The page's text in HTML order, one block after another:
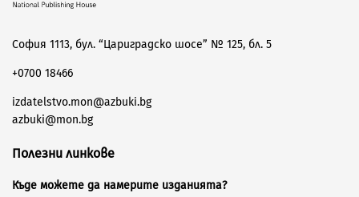
София 1113, бул. “Цариградско шосе” № 125, бл. 5
+0700 18466
izdatelstvo.mon@azbuki.bg
azbuki@mon.bg
Полезни линкове
Къде можете да намерите изданията?